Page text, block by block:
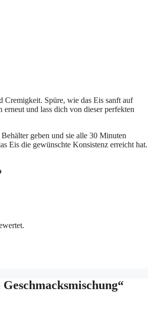
Spüre, wie das Eis sanft auf
und lass dich von dieser perfekten
geben und sie alle 30 Minuten
Eis die gewünschte Konsistenz erreicht hat.